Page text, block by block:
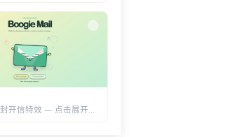
CSS 跳舞信封开信特效 — 点击展开随机祝福语，带纸屑动画